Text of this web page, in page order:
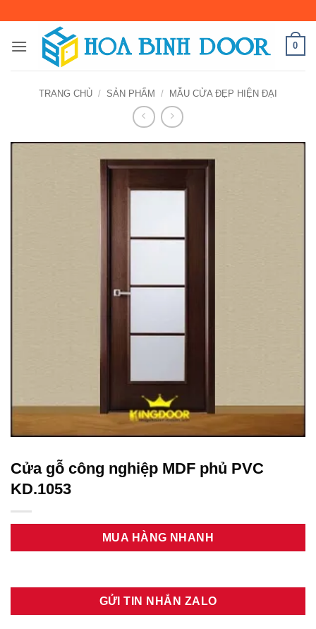
nội
0
TRANG CHỦ / SẢN PHẨM / MẪU CỬA ĐẸP HIỆN ĐẠI
Cửa gỗ công nghiệp MDF phủ PVC
KD.1053
MUA HÀNG NHANH
GỬI TIN NHẮN ZALO